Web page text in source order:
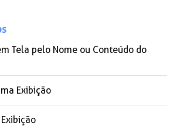
Tela pelo Nome ou Conteúdo do
Exibição